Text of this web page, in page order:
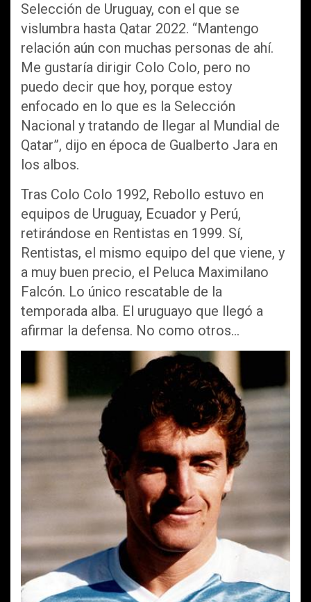
Selección de Uruguay, con el que se
vislumbra hasta Qatar 2022. “Mantengo
relación aún con muchas personas de ahí.
Me gustaría dirigir Colo Colo, pero no
puedo decir que hoy, porque estoy
enfocado en lo que es la Selección
Nacional y tratando de llegar al Mundial de
Qatar”, dijo en época de Gualberto Jara en
los albos.
Tras Colo Colo 1992, Rebollo estuvo en
equipos de Uruguay, Ecuador y Perú,
retirándose en Rentistas en 1999. Sí,
Rentistas, el mismo equipo del que viene, y
a muy buen precio, el Peluca Maximilano
Falcón. Lo único rescatable de la
temporada alba. El uruguayo que llegó a
afirmar la defensa. No como otros…